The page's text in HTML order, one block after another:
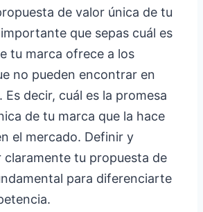
de valor única de tu
que sepas cuál es
tu marca ofrece a los
no pueden encontrar en
decir, cuál es la promesa
de tu marca que la hace
el mercado. Definir y
claramente tu propuesta de
para diferenciarte